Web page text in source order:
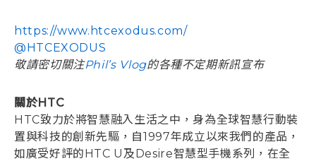
https://www.htcexodus.com/
@HTCEXODUS
敬請密切關注Phil’s Vlog的各種不定期新訊宣布
關於HTC
HTC致力於將智慧融入生活之中，身為全球智慧行動裝
置與科技的創新先驅，自1997年成立以來我們的產品，
如廣受好評的HTC U及Desire智慧型手機系列，在全